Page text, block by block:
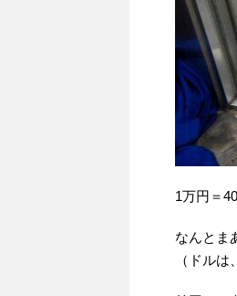
1万円＝
なんとま
（ドルは